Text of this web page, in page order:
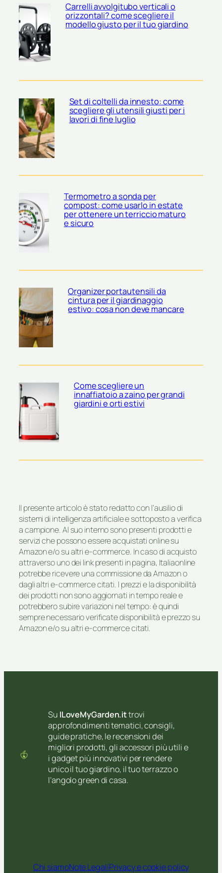
Carrelli avvolgitubo verticali o
orizzontali? come scegliere il
modello giusto per il tuo giardino
Set di coltelli da innesto: come
scegliere gli utensili giusti per i
lavori di fine luglio
Termometro a sonda per
compost: come usarlo in estate
per ottenere un terriccio maturo
e sicuro
Organizer portautensili da
cintura per il giardinaggio
estivo: cosa non deve mancare
Come scegliere un
innaffiatoio a zaino per grandi
giardini e orti estivi
Il presente articolo è stato redatto con l’ausilio di
sistemi di intelligenza artificiale e sottoposto a verifica
a campione. Al suo interno sono presenti prodotti e
servizi che possono essere acquistati online su
Amazon e/o su altri e-commerce. In caso di acquisto
attraverso uno dei link presenti in pagina, Italiaonline
potrebbe ricevere una commissione da Amazon o
dagli altri e-commerce citati. I prezzi e la disponibilità
dei prodotti non sono aggiornati in tempo reale e
potrebbero subire variazioni nel tempo: è quindi
sempre necessario verificate disponibilità e prezzo su
Amazon e/o su altri e-commerce citati.
Su ILoveMyGarden.ittrovi
approfondimenti tematici, consigli,
guide pratiche, le recensioni dei
migliori prodotti, gli accessori più utili e
i gadget più innovativi per rendere
unico il tuo giardino, il tuo terrazzo o
l’angolo green di casa.
Chi siamoNote LegaliPrivacy e cookie policy